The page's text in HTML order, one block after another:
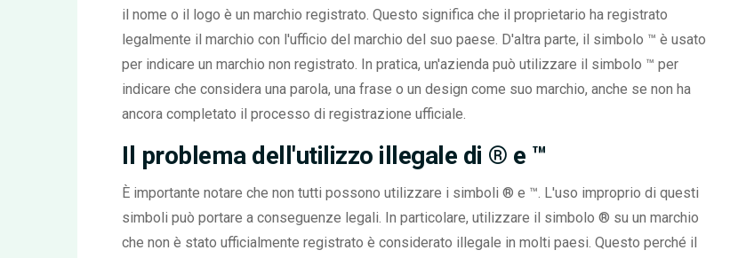
il nome o il logo è un marchio registrato. Questo significa che il proprietario ha registrato
legalmente il marchio con l'ufficio del marchio del suo paese. D'altra parte, il simbolo ™ è usato
per indicare un marchio non registrato. In pratica, un'azienda può utilizzare il simbolo ™ per
indicare che considera una parola, una frase o un design come suo marchio, anche se non ha
ancora completato il processo di registrazione ufficiale.
Il problema dell'utilizzo illegale di ® e ™
È importante notare che non tutti possono utilizzare i simboli ® e ™. L'uso improprio di questi
simboli può portare a conseguenze legali. In particolare, utilizzare il simbolo ® su un marchio
che non è stato ufficialmente registrato è considerato illegale in molti paesi. Questo perché il